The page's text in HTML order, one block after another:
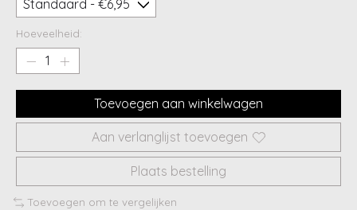
Hoeveelheid:
Toevoegen aan winkelwagen
Aan verlanglijst toevoegen
Plaats bestelling
Toevoegen om te vergelijken